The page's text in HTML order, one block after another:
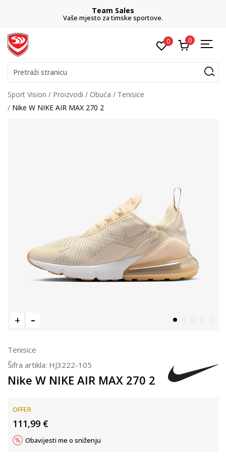
Team Sales
Vaše mjesto za timske sportove.
0 0
Pretraži stranicu
Sport Vision Proizvodi Obuća
Tenisice
Nike W NIKE AIR MAX 270 2
Tenisice
Šifra artikla: HJ3222-105
Nike W NIKE AIR MAX 270 2
OFFER
111,99 €
Obavijesti me o sniženju